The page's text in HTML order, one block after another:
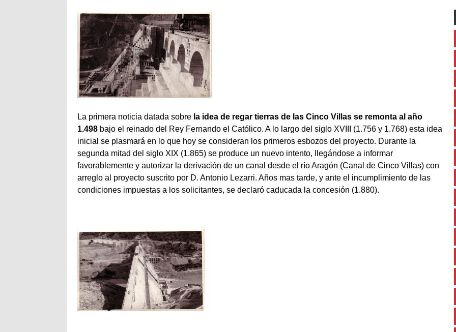
La primera noticia datada sobre la idea de regar tierras de las Cinco Villas se remonta al año
1.498 bajo el reinado del Rey Fernando el Católico. A lo largo del siglo XVIII (1.756 y 1.768) esta idea
inicial se plasmará en lo que hoy se consideran los primeros esbozos del proyecto. Durante la
segunda mitad del siglo XIX (1.865) se produce un nuevo intento, llegándose a informar
favorablemente y autorizar la derivación de un canal desde el río Aragón (Canal de Cinco Villas) con
arreglo al proyecto suscrito por D. Antonio Lezarri. Años mas tarde, y ante el incumplimiento de las
condiciones impuestas a los solicitantes, se declaró caducada la concesión (1.880).